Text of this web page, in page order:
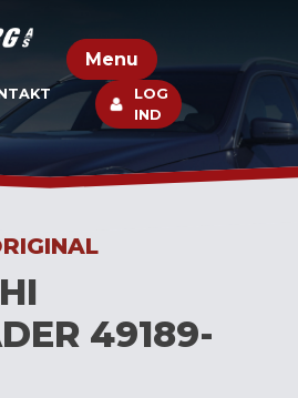
Menu
LOG
IND
49189-